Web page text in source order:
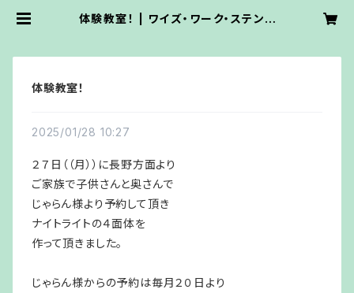
体験教室！ | ワイズ・ワーク・ステンド
体験教室！
2025/01/28 10:27
２７日（（月））に長野方面より
ご家族で子供さんと奥さんで
じゃらん様より予約して頂き
ナイトライトの４面体を
作って頂きました。
じゃらん様からの予約は毎月２０日より